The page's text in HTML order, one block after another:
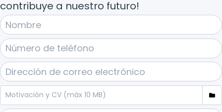
contribuye a nuestro futuro!